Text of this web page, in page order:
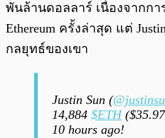
พันล้านดอลลาร์ เนื่องจากกา
Ethereum ครั้งล่าสุด แต่
กลยุทธ์ของเขา
Justin Sun (
14,884 $ETH
10 hours ago!